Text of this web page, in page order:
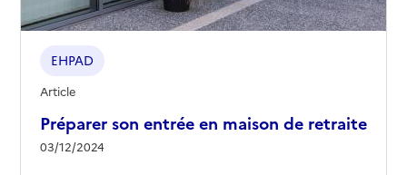
Préparer son entrée en maison de retraite
03/12/2024
EHPAD
Article